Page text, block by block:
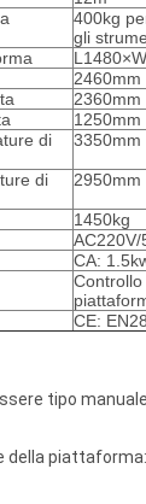
400kg
gli
2460mm
2360mm
1250mm
di
3350mm
di
2950mm
1450kg
AC220V/
CA:
CE:
tipo
della